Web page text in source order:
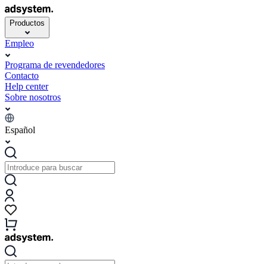
Productos
Empleo
Programa de revendedores
Contacto
Help center
Sobre nosotros
Español